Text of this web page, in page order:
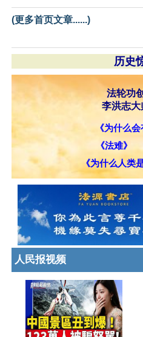
(更多首页文章......)
历史
法轮功
李洪志大
《为什么会
《法难》
《为什么人类
人民报视频